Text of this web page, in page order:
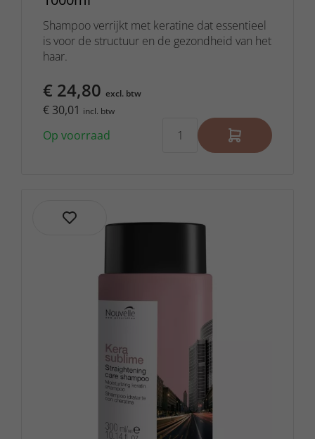
Shampoo verrijkt met keratine dat essentieel
is voor de structuur en de gezondheid van het
haar.
€ 24,80 excl. btw
€ 30,01 incl. btw
Op voorraad